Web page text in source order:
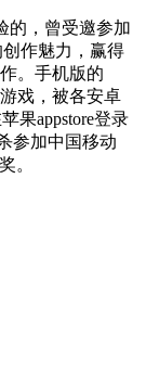
的，曾受邀参加
作魅力，赢得
。手机版的
戏，被各安卓
果appstore登录
参加中国移动
。